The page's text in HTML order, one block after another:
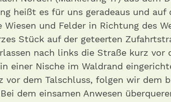
heißt es für uns geradeaus und auf
Wiesen und Felder in Richtung des
Stück auf der geteerten
nach links die Straße kurz vor
einer Nische im Waldrand
vor dem Talschluss, folgen wir dem
dem einsamen Anwesen